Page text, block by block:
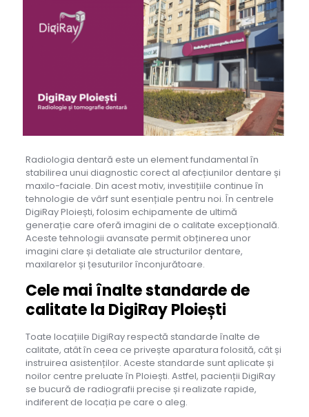
Radiologia dentară este un element fundamental în
stabilirea unui diagnostic corect al afecțiunilor dentare și
maxilo-faciale. Din acest motiv, investițiile continue în
tehnologie de vârf sunt esențiale pentru noi. În centrele
DigiRay Ploiești, folosim echipamente de ultimă
generație care oferă imagini de o calitate excepțională.
Aceste tehnologii avansate permit obținerea unor
imagini clare și detaliate ale structurilor dentare,
maxilarelor și țesuturilor înconjurătoare.
Cele mai înalte standarde de
calitate la DigiRay Ploiești
Toate locațiile DigiRay respectă standarde înalte de
calitate, atât în ceea ce privește aparatura folosită, cât și
instruirea asistenților. Aceste standarde sunt aplicate și
noilor centre preluate în Ploiești. Astfel, pacienții DigiRay
se bucură de radiografii precise și realizate rapide,
indiferent de locația pe care o aleg.